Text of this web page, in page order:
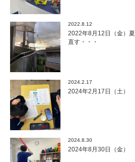
2022.8.12
2022年8月12日（金）
直す・・・
2024.2.17
2024年2月17日（土）
2024.8.30
2024年8月30日（金）